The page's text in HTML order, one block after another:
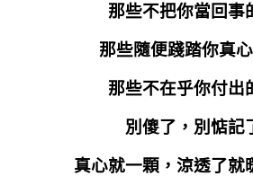
那些不把你當回事
那些隨便踐踏你真心
那些不在乎你付出
別傻了，別惦記
真心就一顆，涼透了就